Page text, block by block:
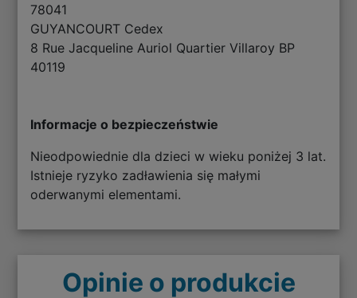
78041
GUYANCOURT Cedex
8 Rue Jacqueline Auriol Quartier Villaroy BP
40119
Informacje o bezpieczeństwie
Nieodpowiednie dla dzieci w wieku poniżej 3 lat.
Istnieje ryzyko zadławienia się małymi
oderwanymi elementami.
Opinie o produkcie